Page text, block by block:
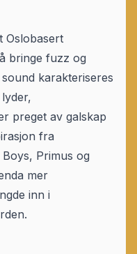
Oslobasert
bringe fuzz og
karakteriseres
preget av galskap
fra
Primus og
mer
inn i